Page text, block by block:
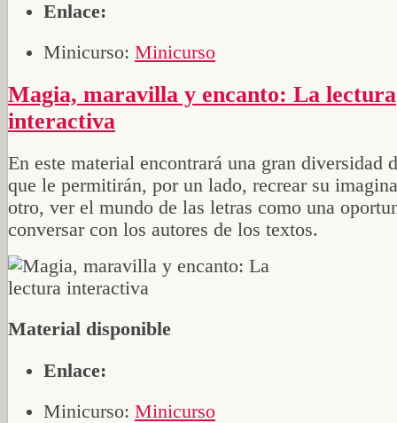
Enlace:
Minicurso: Minicurso
Magia, maravilla y encanto: La lectura
interactiva
En este material encontrará una gran diversidad
que le permitirán, por un lado, recrear su
otro, ver el mundo de las letras como una
conversar con los autores de los textos.
Material disponible
Enlace:
Minicurso: Minicurso